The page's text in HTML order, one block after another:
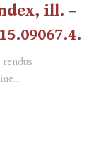
ill. –
rendus